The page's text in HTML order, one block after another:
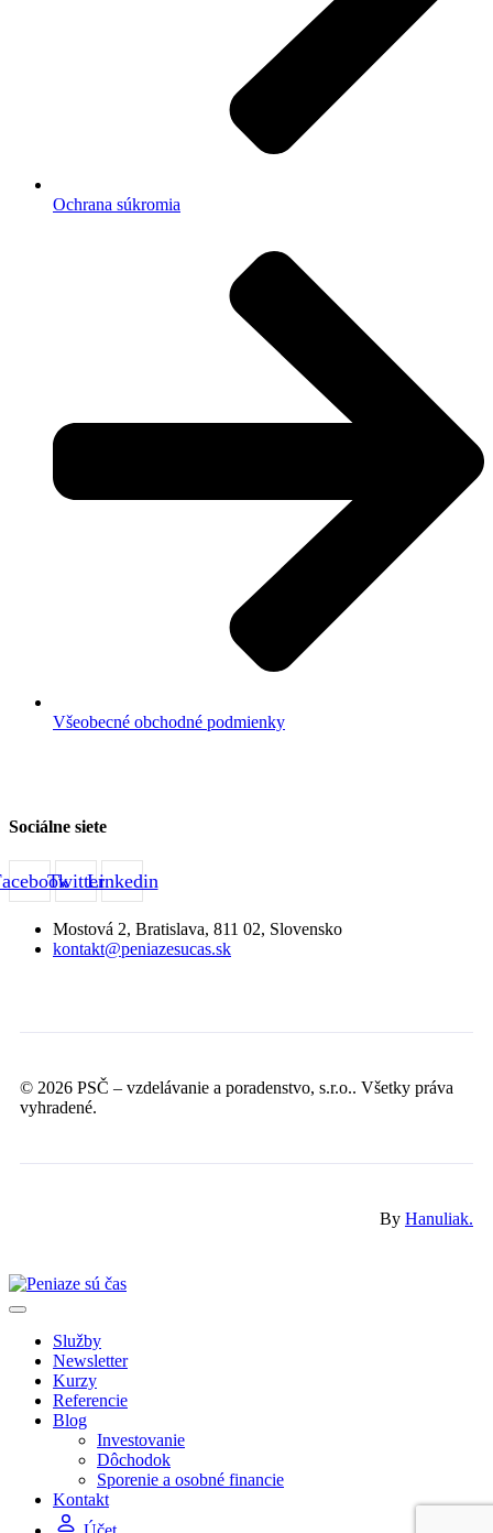
Ochrana súkromia
Všeobecné obchodné podmienky
Sociálne siete
TwitterLinkedin
Mostová 2, Bratislava, 811 02, Slovensko
kontakt@peniazesucas.sk
© 2026 PSČ – vzdelávanie a poradenstvo, s.r.o.. Všetky práva
vyhradené.
By Hanuliak.
Služby
Newsletter
Kurzy
Referencie
Blog
Investovanie
Dôchodok
Sporenie a osobné financie
Kontakt